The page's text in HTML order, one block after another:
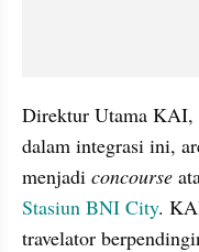
Direktur Utama KAI,
dalam integrasi ini,
menjadi concourse
Stasiun BNI City.
travelator